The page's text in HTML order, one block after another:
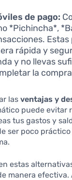
de pago:
*Pichincha*,
rápida y
y no llevas
la
lasventajas y
puede evitar
tus gastos y
ser poco
estas
manera